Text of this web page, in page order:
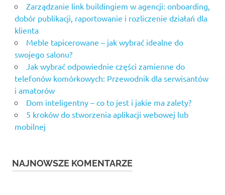
Zarządzanie link buildingiem w agencji: onboarding,
dobór publikacji, raportowanie i rozliczenie działań dla
klienta
Meble tapicerowane – jak wybrać idealne do
swojego salonu?
Jak wybrać odpowiednie części zamienne do
telefonów komórkowych: Przewodnik dla serwisantów
i amatorów
Dom inteligentny – co to jest i jakie ma zalety?
5 kroków do stworzenia aplikacji webowej lub
mobilnej
NAJNOWSZE KOMENTARZE